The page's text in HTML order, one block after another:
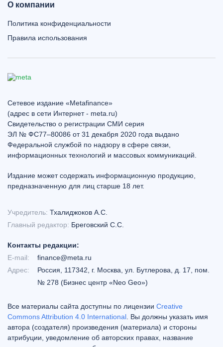
О компании
Политика конфиденциальности
Правила использования
Сетевое издание «Metafinance»
(адрес в сети Интернет - meta.ru)
Свидетельство о регистрации СМИ серия
ЭЛ № ФС77–80086 от 31 декабря 2020 года выдано
Федеральной службой по надзору в сфере связи,
информационных технологий и массовых коммуникаций.
Издание может содержать информационную продукцию,
предназначенную для лиц старше 18 лет.
Учредитель: Тхалиджоков А.С.
Главный редактор: Бреговский С.С.
Контакты редакции:
E-mail:
finance@meta.ru
Адрес:
Россия, 117342, г. Москва, ул. Бутлерова, д. 17, пом.
№ 278 (Бизнес центр «Neo Geo»)
Все материалы сайта доступны по лицензии Creative
Commons Attribution 4.0 International . Вы должны указать имя
автора (создателя) произведения (материала) и стороны
атрибуции, уведомление об авторских правах, название